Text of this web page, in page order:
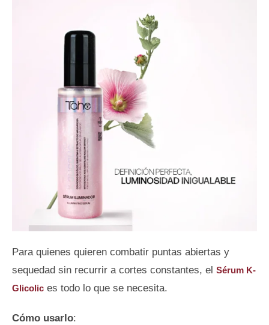
Para quienes quieren combatir puntas abiertas y
sequedad sin recurrir a cortes constantes, el Sérum K-
Glicolic es todo lo que se necesita.
Cómo usarlo: